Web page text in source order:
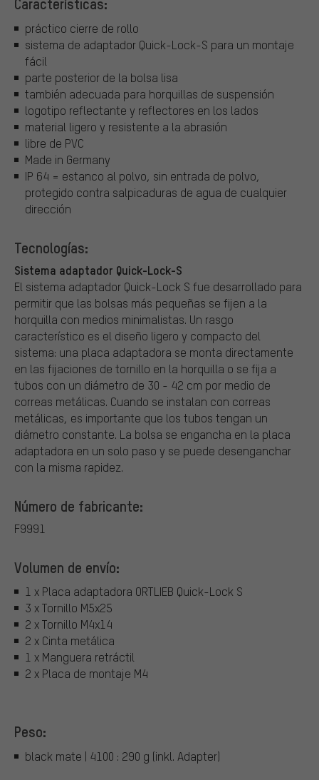
práctico cierre de rollo
sistema de adaptador Quick-Lock-S para un montaje
fácil
parte posterior de la bolsa lisa
también adecuada para horquillas de suspensión
logotipo reflectante y reflectores en los lados
material ligero y resistente a la abrasión
libre de PVC
Made in Germany
IP 64 = estanco al polvo, sin entrada de polvo,
protegido contra salpicaduras de agua de cualquier
dirección
Tecnologías:
Sistema adaptador Quick-Lock-S
El sistema adaptador Quick-Lock S fue desarrollado para
permitir que las bolsas más pequeñas se fijen a la
horquilla con medios minimalistas. Un rasgo
característico es el diseño ligero y compacto del
sistema: una placa adaptadora se monta directamente
en las fijaciones de tornillo en la horquilla o se fija a
tubos con un diámetro de 30 - 42 cm por medio de
correas metálicas. Cuando se instalan con correas
metálicas, es importante que los tubos tengan un
diámetro constante. La bolsa se engancha en la placa
adaptadora en un solo paso y se puede desenganchar
con la misma rapidez.
Número de fabricante:
F9991
Volumen de envío:
1 x Placa adaptadora ORTLIEB Quick-Lock S
3 x Tornillo M5x25
2 x Tornillo M4x14
2 x Cinta metálica
1 x Manguera retráctil
2 x Placa de montaje M4
Peso:
black mate | 4100 : 290 g (inkl. Adapter)